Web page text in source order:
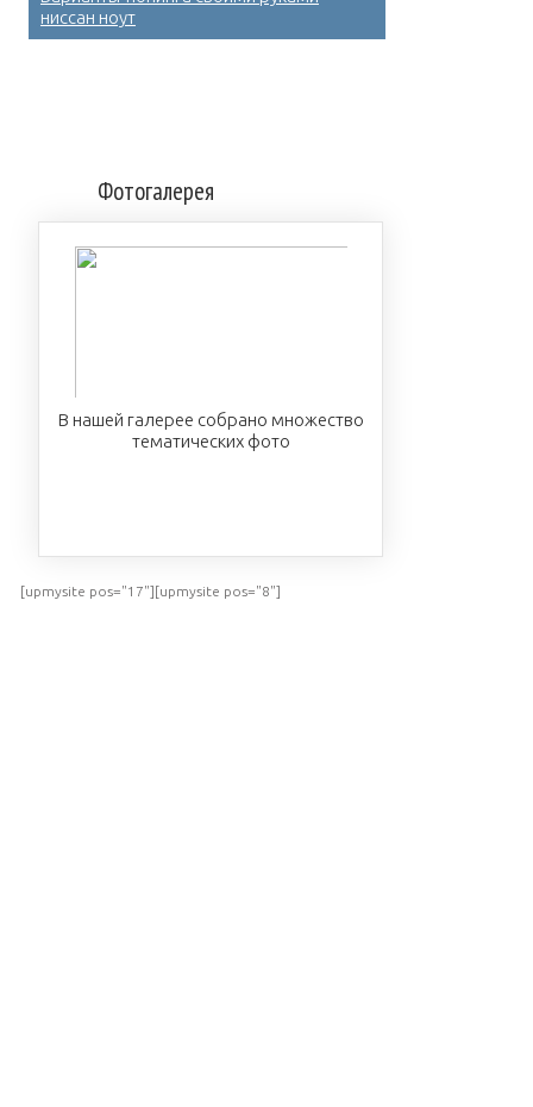
ниссан ноут
Фотогалерея
В нашей галерее собрано множество
тематических фото
[upmysite pos="17"][upmysite pos="8"]